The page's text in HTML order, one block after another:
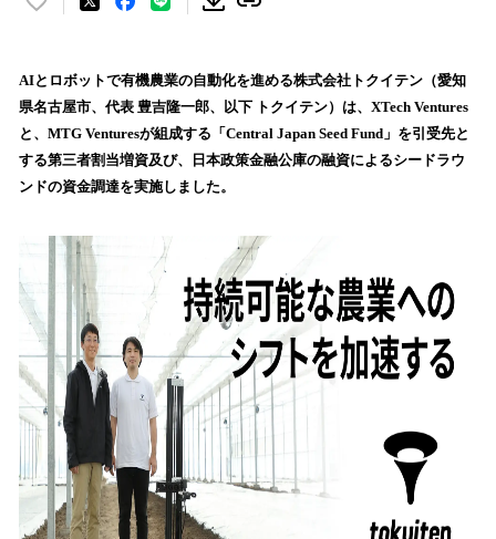
い
！
数
を
読
込
AIとロボットで有機農業の自動化を進める株式会社トクイテン（愛知
県名古屋市、代表 豊吉隆一郎、以下 トクイテン）は、XTech Ventures
と、MTG Venturesが組成する「Central Japan Seed Fund」を引受先と
する第三者割当増資及び、日本政策金融公庫の融資によるシードラウ
ンドの資金調達を実施しました。